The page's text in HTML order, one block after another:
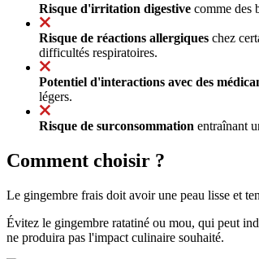
Risque d'irritation digestive comme des
Risque de réactions allergiques chez
difficultés respiratoires.
Potentiel d'interactions avec des
légers.
Risque de surconsommation entraînant
Comment choisir ?
Le gingembre frais doit avoir une peau lisse et
Évitez le gingembre ratatiné ou mou, qui peut
ne produira pas l'impact culinaire souhaité.